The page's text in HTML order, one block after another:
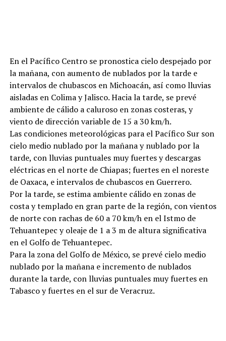
En el Pacífico Centro se pronostica cielo despejado por
la mañana, con aumento de nublados por la tarde e
intervalos de chubascos en Michoacán, así como lluvias
aisladas en Colima y Jalisco. Hacia la tarde, se prevé
ambiente de cálido a caluroso en zonas costeras, y
viento de dirección variable de 15 a 30 km/h.
Las condiciones meteorológicas para el Pacífico Sur son
cielo medio nublado por la mañana y nublado por la
tarde, con lluvias puntuales muy fuertes y descargas
eléctricas en el norte de Chiapas; fuertes en el noreste
de Oaxaca, e intervalos de chubascos en Guerrero.
Por la tarde, se estima ambiente cálido en zonas de
costa y templado en gran parte de la región, con vientos
de norte con rachas de 60 a 70 km/h en el Istmo de
Tehuantepec y oleaje de 1 a 3 m de altura significativa
en el Golfo de Tehuantepec.
Para la zona del Golfo de México, se prevé cielo medio
nublado por la mañana e incremento de nublados
durante la tarde, con lluvias puntuales muy fuertes en
Tabasco y fuertes en el sur de Veracruz.